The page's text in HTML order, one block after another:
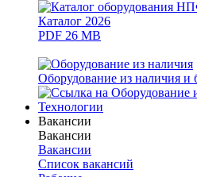
Каталог 2026
PDF 26 MB
Оборудование из наличия и
Технологии
Вакансии
Вакансии
Вакансии
Список вакансий